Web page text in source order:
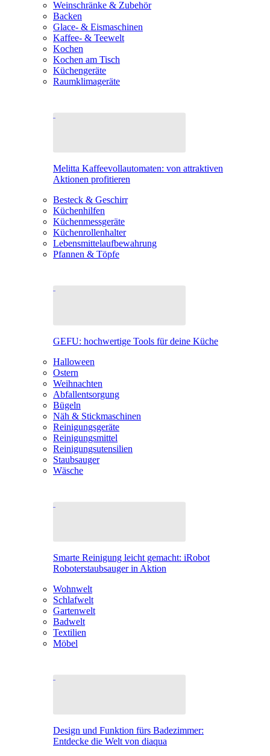
Weinschränke & Zubehör
Backen
Glace- & Eismaschinen
Kaffee- & Teewelt
Kochen
Kochen am Tisch
Küchengeräte
Raumklimageräte
Melitta Kaffeevollautomaten: von attraktiven
Aktionen profitieren
Besteck & Geschirr
Küchenhilfen
Küchenmessgeräte
Küchenrollenhalter
Lebensmittelaufbewahrung
Pfannen & Töpfe
GEFU: hochwertige Tools für deine Küche
Halloween
Ostern
Weihnachten
Abfallentsorgung
Bügeln
Näh & Stickmaschinen
Reinigungsgeräte
Reinigungsmittel
Reinigungsutensilien
Staubsauger
Wäsche
Smarte Reinigung leicht gemacht: iRobot
Roboterstaubsauger in Aktion
Wohnwelt
Schlafwelt
Gartenwelt
Badwelt
Textilien
Möbel
Design und Funktion fürs Badezimmer:
Entdecke die Welt von diaqua